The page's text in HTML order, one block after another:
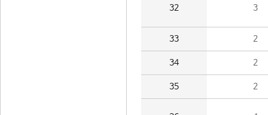
32 3
33 2
34 2
35 2